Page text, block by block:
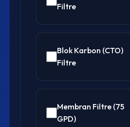
Filtre
Blok Karbon (CTO)
Filtre
Membran Filtre (75
GPD)